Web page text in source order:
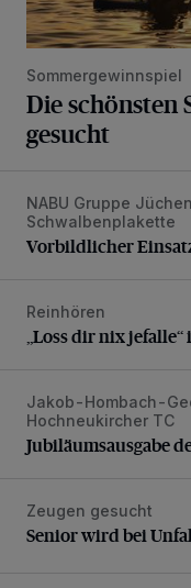
Sommergewinnspiel
Die schönsten
gesucht
Vorbildlicher Einsatz
NABU Gruppe
Schwalbenplakette
Vorbildlicher
„Loss dir nix jefalle“
Reinhören
„Loss dir nix jefalle“
Jubiläumsausgabe
Jakob-Hombach-
Hochneukircher TC
Jubiläumsausgabe
Senior wird bei
Zeugen gesucht
Senior wird bei